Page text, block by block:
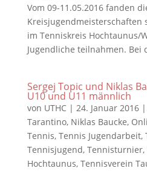
Vom 09-11.05.2016 fanden
Kreisjugendmeisterschaften
im Tenniskreis Hochtaunus/
Jugendliche teilnahmen. Bei
Sergej Topic und Niklas
U10 und U11 männlich
von UTHC| 24. Januar 2016|
Tarantino, Niklas Baucke,
Tennis, Tennis Jugendarbeit,
Tennisjugend, Tennisturnier,
Hochtaunus, Tennisverein